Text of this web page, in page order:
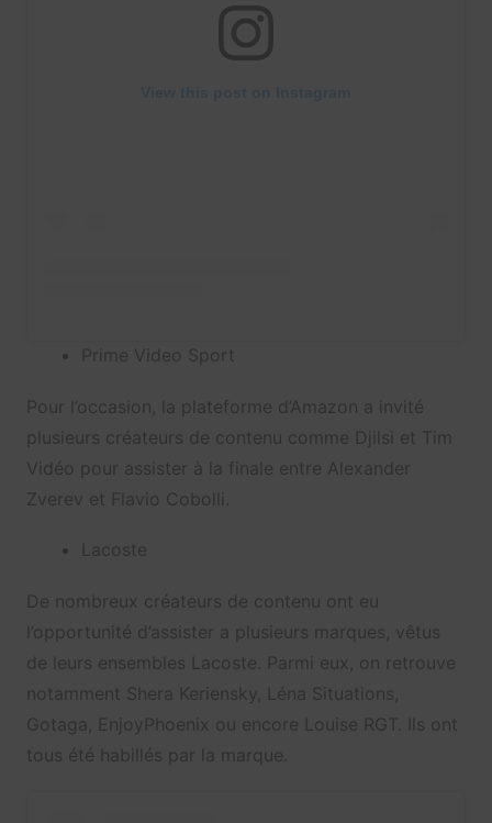
Prime Video Sport
Pour l’occasion, la plateforme d’Amazon a invité
plusieurs créateurs de contenu comme Djilsi et Tim
Vidéo pour assister à la finale entre Alexander
Zverev et Flavio Cobolli.
Lacoste
De nombreux créateurs de contenu ont eu
l’opportunité d’assister a plusieurs marques, vêtus
de leurs ensembles Lacoste. Parmi eux, on retrouve
notamment Shera Keriensky, Léna Situations,
Gotaga, EnjoyPhoenix ou encore Louise RGT. Ils ont
tous été habillés par la marque.